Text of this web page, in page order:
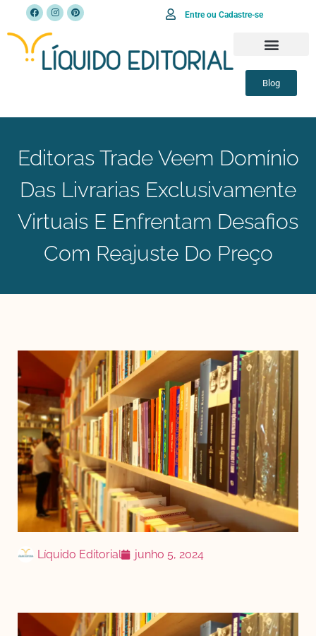
Entre ou Cadastre-se
Blog
Editoras Trade Veem Domínio
Das Livrarias Exclusivamente
Virtuais E Enfrentam Desafios
Com Reajuste Do Preço
Líquido Editorial junho 5, 2024